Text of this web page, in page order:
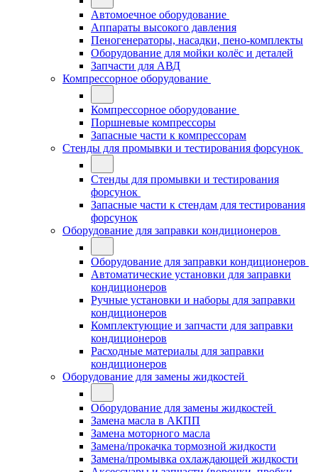
Автомоечное оборудование
Аппараты высокого давления
Пеногенераторы, насадки, пено-комплекты
Оборудование для мойки колёс и деталей
Запчасти для АВД
Компрессорное оборудование
Компрессорное оборудование
Поршневые компрессоры
Запасные части к компрессорам
Стенды для промывки и тестирования форсунок
Стенды для промывки и тестирования
форсунок
Запасные части к стендам для тестирования
форсунок
Оборудование для заправки кондиционеров
Оборудование для заправки кондиционеров
Автоматические установки для заправки
кондиционеров
Ручные установки и наборы для заправки
кондиционеров
Комплектующие и запчасти для заправки
кондиционеров
Расходные материалы для заправки
кондиционеров
Оборудование для замены жидкостей
Оборудование для замены жидкостей
Замена масла в АКПП
Замена моторного масла
Замена/прокачка тормозной жидкости
Замена/промывка охлаждающей жидкости